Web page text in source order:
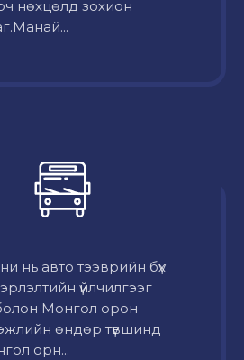
нөхцөлд зохион
нь авто тээврийн бүх
үйлчилгээг
Монгол орон
өндөр түвшинд
орн...